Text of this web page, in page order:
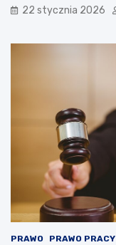
22 stycznia 2026
PRAWO PRAWO PRACY